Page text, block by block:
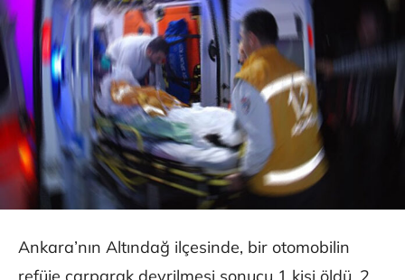
Ankara’nın Altındağ ilçesinde, bir otomobilin